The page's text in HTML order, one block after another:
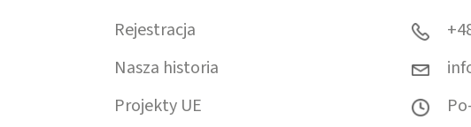
Rejestracja
Nasza historia
Projekty UE